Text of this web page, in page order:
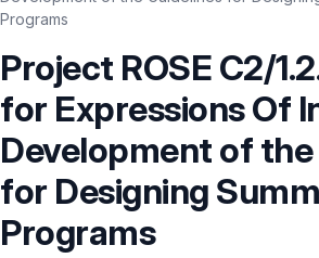
Programs
Project ROSE C2/
for Expressions Of
Development of the
for Designing
Programs